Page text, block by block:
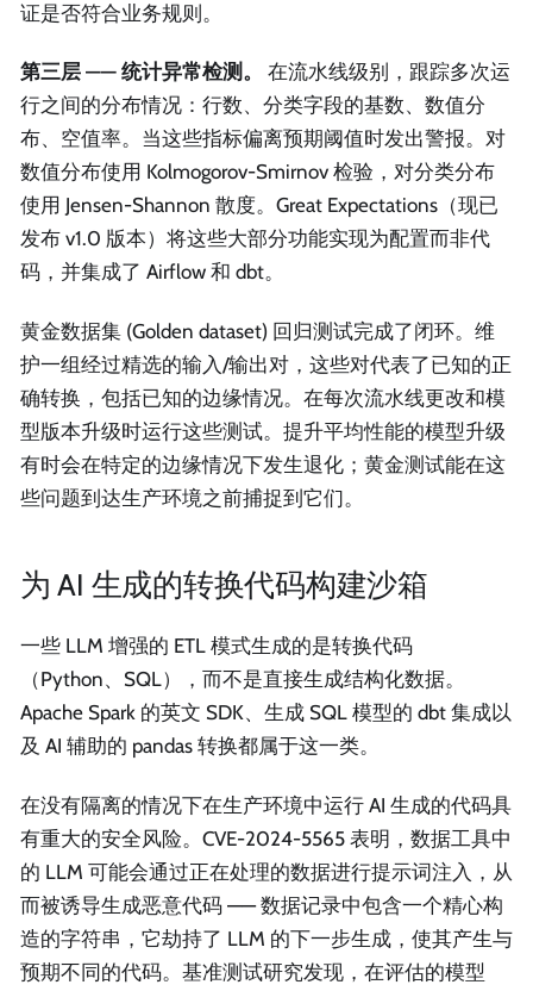
证是否符合业务规则。
第三层 —— 统计异常检测。
在流水线级别，跟踪多次运
行之间的分布情况：行数、分类字段的基数、数值分
布、空值率。当这些指标偏离预期阈值时发出警报。对
数值分布使用 Kolmogorov-Smirnov 检验，对分类分布
使用 Jensen-Shannon 散度。Great Expectations（现已
发布 v1.0 版本）将这些大部分功能实现为配置而非代
码，并集成了 Airflow 和 dbt。
黄金数据集 (Golden dataset) 回归测试完成了闭环。维
护一组经过精选的输入/输出对，这些对代表了已知的正
确转换，包括已知的边缘情况。在每次流水线更改和模
型版本升级时运行这些测试。提升平均性能的模型升级
有时会在特定的边缘情况下发生退化；黄金测试能在这
些问题到达生产环境之前捕捉到它们。
为 AI 生成的转换代码构建沙箱
一些 LLM 增强的 ETL 模式生成的是转换代码
（Python、SQL），而不是直接生成结构化数据。
Apache Spark 的英文 SDK、生成 SQL 模型的 dbt 集成以
及 AI 辅助的 pandas 转换都属于这一类。
在没有隔离的情况下在生产环境中运行 AI 生成的代码具
有重大的安全风险。CVE-2024-5565 表明，数据工具中
的 LLM 可能会通过正在处理的数据进行提示词注入，从
而被诱导生成恶意代码 —— 数据记录中包含一个精心构
造的字符串，它劫持了 LLM 的下一步生成，使其产生与
预期不同的代码。基准测试研究发现，在评估的模型